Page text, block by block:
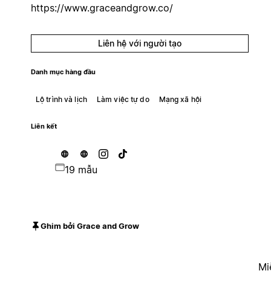
https://www.graceandgrow.co/
Liên hệ với người tạo
Danh mục hàng đầu
Lộ trình và lịch Làm việc tự do Mạng xã hội
Liên kết
19 mẫu
Ghim bởi Grace and Grow